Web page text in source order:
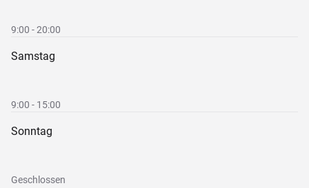
9:00 - 20:00
Samstag
9:00 - 15:00
Sonntag
Geschlossen